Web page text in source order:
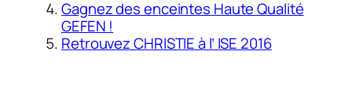
Gagnez des enceintes Haute Qualité
GEFEN !
Retrouvez CHRISTIE à l’ ISE 2016